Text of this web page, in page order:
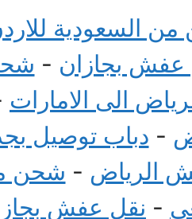
السعودية
عفش بجازان -
الى الامارات
- دباب توصيل
الرياض - شحن
- نقل عفش